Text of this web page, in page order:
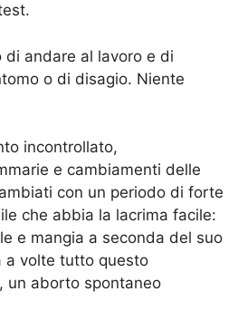
andare al lavoro e di
o di disagio. Niente
incontrollato,
e cambiamenti delle
con un periodo di forte
che abbia la lacrima facile:
e mangia a seconda del suo
a volte tutto questo
un aborto spontaneo